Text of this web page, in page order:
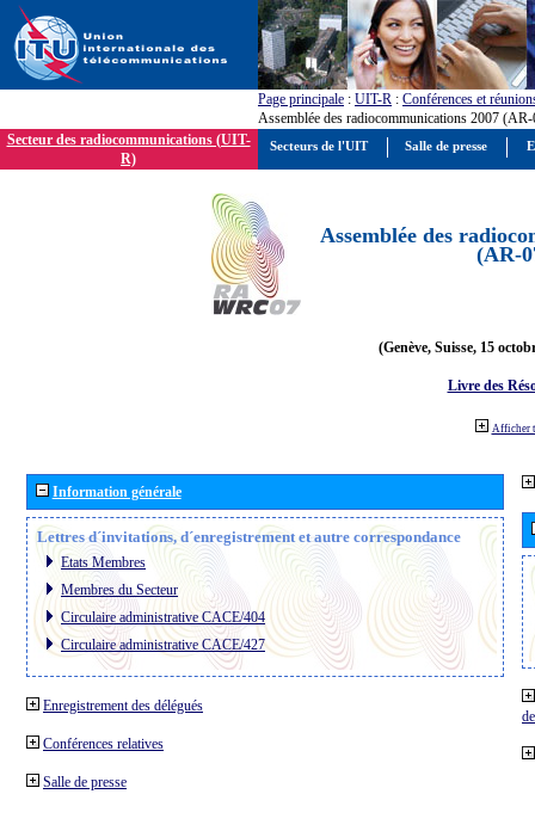
Page principale : UIT-R : Conférences et
Assemblée des radiocommunications 2007
Secteur des radiocommunications (UIT-
R)
Assemblée des
(AR-
(Genève, Suisse, 15
Livre des
Afficher
Information générale
Lettres d´invitations, d´enregistrement et autre correspondance
Etats Membres
Membres du Secteur
Circulaire administrative CACE/404
Circulaire administrative CACE/427
Enregistrement des délégués
Conférences relatives
Salle de presse
Secteurs de l'UIT Salle de presse